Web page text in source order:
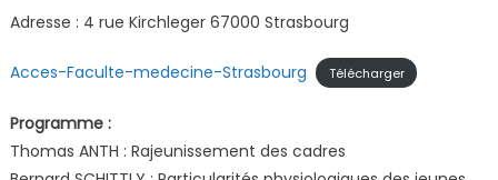
Adresse : 4 rue Kirchleger 67000 Strasbourg
Acces-Faculte-medecine-Strasbourg Télécharger
Programme :
Thomas ANTH : Rajeunissement des cadres